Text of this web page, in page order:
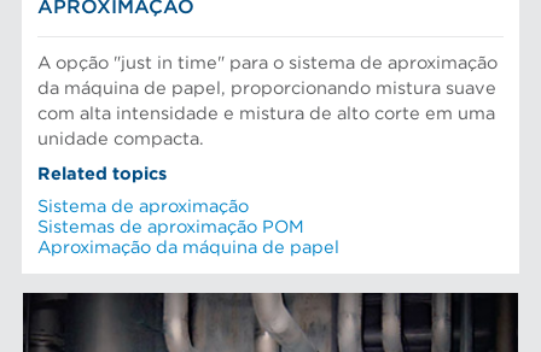
APROXIMAÇÃO
A opção "just in time" para o sistema de aproximação
da máquina de papel, proporcionando mistura suave
com alta intensidade e mistura de alto corte em uma
unidade compacta.
Related topics
Sistema de aproximação
Sistemas de aproximação POM
Aproximação da máquina de papel